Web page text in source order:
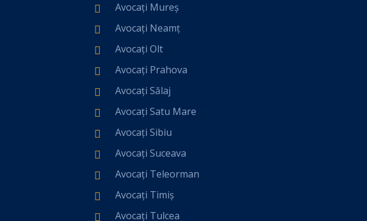
Avocați Mureș
Avocați Neamț
Avocați Olt
Avocați Prahova
Avocați Sălaj
Avocați Satu Mare
Avocați Sibiu
Avocați Suceava
Avocați Teleorman
Avocați Timiș
Avocați Tulcea